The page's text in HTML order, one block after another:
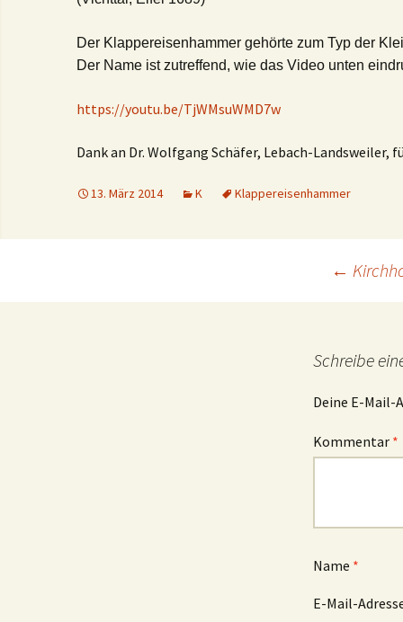
Der Klappereisenhammer gehörte zum Typ der
Der Name ist zutreffend, wie das Video unten
https://youtu.be/TjWMsuWMD7w
Dank an Dr. Wolfgang Schäfer, Lebach-Landsweiler,
13. März 2014 K Klappereisenhammer
←
Schreibe
Deine E-Mail-
Kommentar *
Name *
E-Mail-